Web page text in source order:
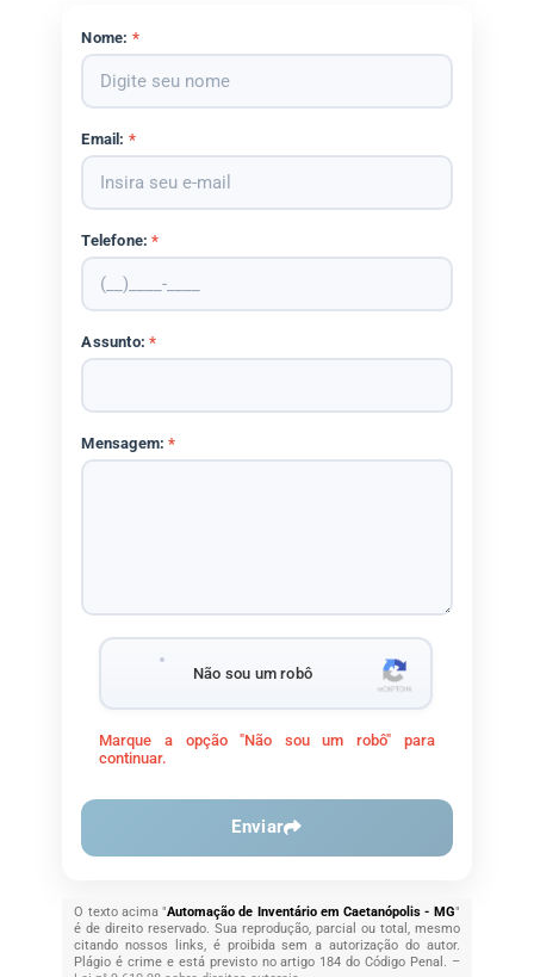
Nome: *
Email: *
Telefone:*
Assunto:*
Mensagem:*
Não sou um robô
Marque a opção "Não sou um robô" para
continuar.
Enviar
O texto acima "Automação de Inventário em Caetanópolis - MG"
é de direito reservado. Sua reprodução, parcial ou total, mesmo
citando nossos links, é proibida sem a autorização do autor.
Plágio é crime e está previsto no artigo 184 do Código Penal. –